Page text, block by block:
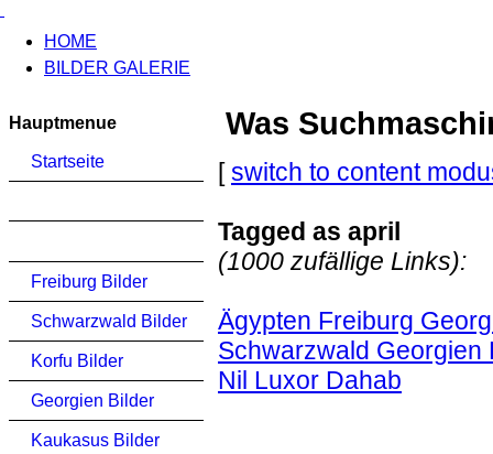
HOME
BILDER GALERIE
Hauptmenue
Startseite
Freiburg Bilder
Schwarzwald Bilder
Korfu Bilder
Georgien Bilder
Kaukasus Bilder
Was
[switch to content
Tagged as april
(1000 zufällige Links):
Ägypten Freiburg
Schwarzwald Georgien
Nil Luxor Dahab